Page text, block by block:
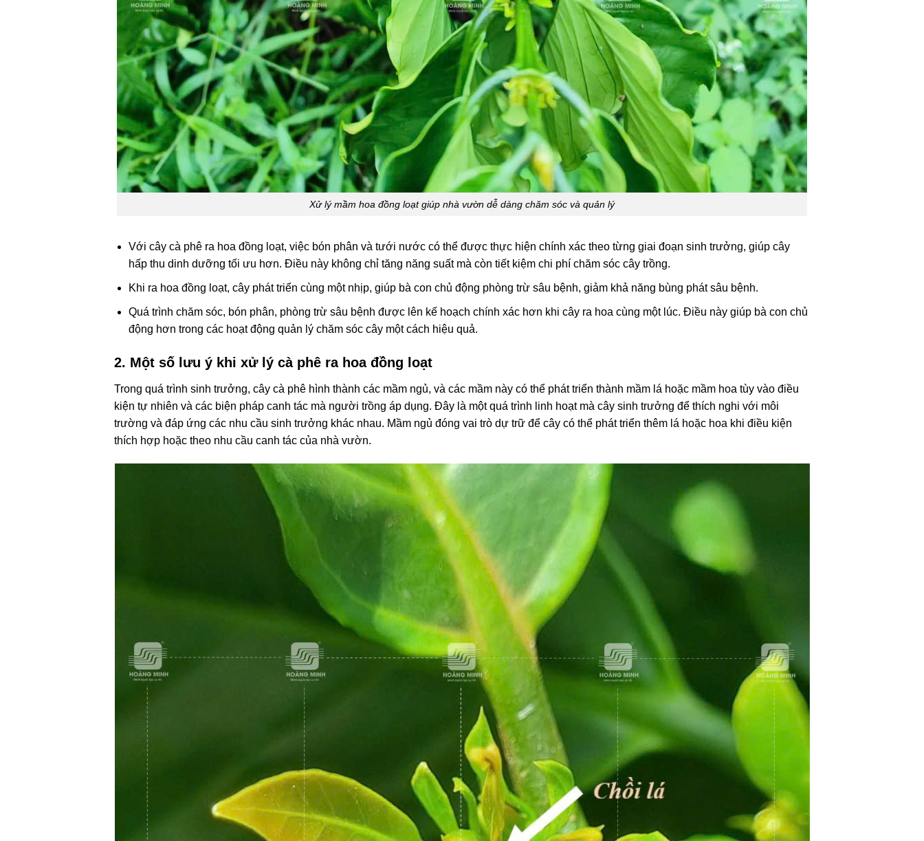
Xử lý mầm hoa đồng loạt giúp nhà vườn dễ dàng chăm sóc và quản lý
Với cây cà phê ra hoa đồng loạt, việc bón phân và tưới nước có thể được thực hiện chính xác theo từng giai đoạn sinh trưởng, giúp cây
hấp thu dinh dưỡng tối ưu hơn. Điều này không chỉ tăng năng suất mà còn tiết kiệm chi phí chăm sóc cây trồng.
Khi ra hoa đồng loạt, cây phát triển cùng một nhịp, giúp bà con chủ động phòng trừ sâu bệnh, giảm khả năng bùng phát sâu bệnh.
Quá trình chăm sóc, bón phân, phòng trừ sâu bệnh được lên kế hoạch chính xác hơn khi cây ra hoa cùng một lúc. Điều này giúp bà con chủ
động hơn trong các hoạt động quản lý chăm sóc cây một cách hiệu quả.
2. Một số lưu ý khi xử lý cà phê ra hoa đồng loạt
Trong quá trình sinh trưởng, cây cà phê hình thành các mầm ngủ, và các mầm này có thể phát triển thành mầm lá hoặc mầm hoa tùy vào điều
kiện tự nhiên và các biện pháp canh tác mà người trồng áp dụng. Đây là một quá trình linh hoạt mà cây sinh trưởng để thích nghi với môi
trường và đáp ứng các nhu cầu sinh trưởng khác nhau. Mầm ngủ đóng vai trò dự trữ để cây có thể phát triển thêm lá hoặc hoa khi điều kiện
thích hợp hoặc theo nhu cầu canh tác của nhà vườn.